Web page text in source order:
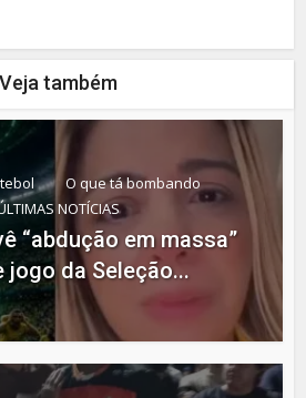
Veja também
O que tá bombando
NOTÍCIAS
“abdução em massa”
jogo da Seleção...